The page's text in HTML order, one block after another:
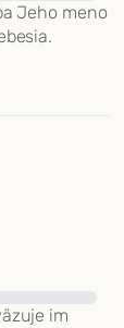
Jeho meno
im